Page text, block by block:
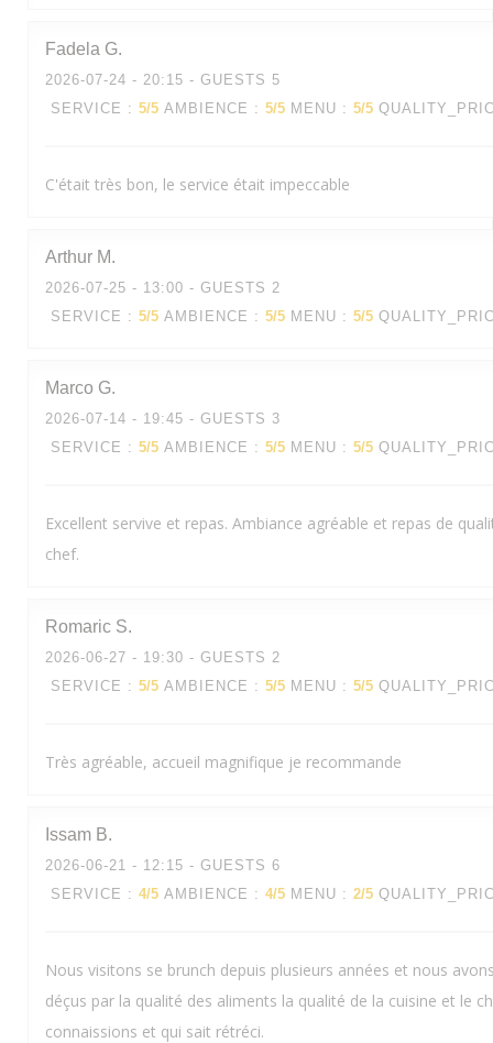
Fadela G
2026-07-24 - 20:15 - GUESTS 5
SERVICE : 5/5 AMBIENCE : 5/5 MENU : 5/5
C'était très bon, le service était impeccable
Arthur M
2026-07-25 - 13:00 - GUESTS 2
SERVICE : 5/5 AMBIENCE : 5/5 MENU : 5/5
Marco G
2026-07-14 - 19:45 - GUESTS 3
SERVICE : 5/5 AMBIENCE : 5/5 MENU : 5/5
Excellent servive et repas. Ambiance agréable et repas de
chef.
Romaric S
2026-06-27 - 19:30 - GUESTS 2
SERVICE : 5/5 AMBIENCE : 5/5 MENU : 5/5
Très agréable, accueil magnifique je recommande
Issam B
2026-06-21 - 12:15 - GUESTS 6
SERVICE : 4/5 AMBIENCE : 4/5 MENU : 2/5
Nous visitons se brunch depuis plusieurs années et nous
déçus par la qualité des aliments la qualité de la cuisine et le
connaissions et qui sait rétréci.